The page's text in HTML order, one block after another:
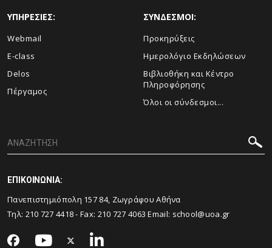
ΥΠΗΡΕΣΙΕΣ:
Webmail
E-class
Delos
Πέργαμος
ΣΥΝΔΕΣΜΟΙ:
Προκηρύξεις
Ημερολόγιο Εκδηλώσεων
Βιβλιοθήκη και Κέντρο
Πληροφόρησης
Όλοι οι σύνδεσμοι...
ΕΠΙΚΟΙΝΩΝΙΑ:
Πανεπιστημιόπολη 157 84, Ζωγράφου Αθήνα
Τηλ: 210 727 4418- Fax: 210 727 4063 Email: school@uoa.gr